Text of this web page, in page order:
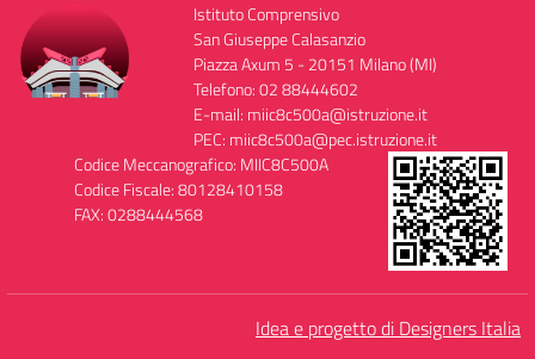
Istituto Comprensivo
San Giuseppe Calasanzio
Piazza Axum 5 - 20151 Milano (MI)
Telefono: 02 88444602
E-mail: miic8c500a@istruzione.it
PEC: miic8c500a@pec.istruzione.it
Codice Meccanografico: MIIC8C500A
Codice Fiscale: 80128410158
FAX: 0288444568
Idea e progetto di Designers Italia